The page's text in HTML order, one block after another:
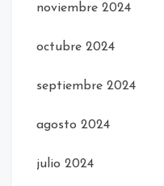
noviembre 2024
octubre 2024
septiembre 2024
agosto 2024
julio 2024